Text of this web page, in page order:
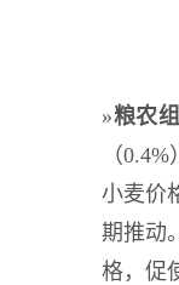
»粮农
（
小麦价
期推动
格，促